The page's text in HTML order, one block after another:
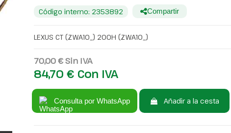
Código interno: 2353892 Compartir
LEXUS CT (ZWA10_) 200H (ZWA10_)
70,00 €Sin IVA
84,70 € Con IVA
Consulta por WhatsApp Añadir a la cesta